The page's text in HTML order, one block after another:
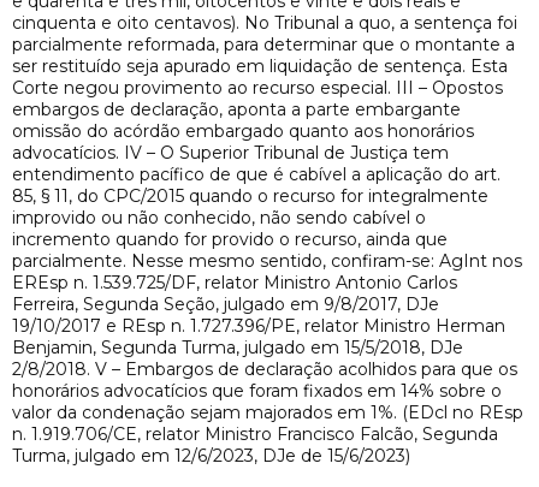
cinquenta e oito centavos). No Tribunal a quo, a sentença foi
parcialmente reformada, para determinar que o montante a
ser restituído seja apurado em liquidação de sentença. Esta
Corte negou provimento ao recurso especial. III – Opostos
embargos de declaração, aponta a parte embargante
omissão do acórdão embargado quanto aos honorários
advocatícios. IV – O Superior Tribunal de Justiça tem
entendimento pacífico de que é cabível a aplicação do art.
85, § 11, do CPC/2015 quando o recurso for integralmente
improvido ou não conhecido, não sendo cabível o
incremento quando for provido o recurso, ainda que
parcialmente. Nesse mesmo sentido, confiram-se: AgInt nos
EREsp n. 1.539.725/DF, relator Ministro Antonio Carlos
Ferreira, Segunda Seção, julgado em 9/8/2017, DJe
19/10/2017 e REsp n. 1.727.396/PE, relator Ministro Herman
Benjamin, Segunda Turma, julgado em 15/5/2018, DJe
2/8/2018. V – Embargos de declaração acolhidos para que os
honorários advocatícios que foram fixados em 14% sobre o
valor da condenação sejam majorados em 1%. (EDcl no REsp
n. 1.919.706/CE, relator Ministro Francisco Falcão, Segunda
Turma, julgado em 12/6/2023, DJe de 15/6/2023)